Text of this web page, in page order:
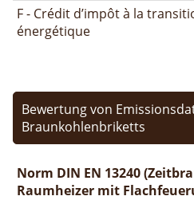
F - Crédit d’impôt à la
énergétique
Bewertung von
Braunkohlenbriketts
Norm DIN EN 13240
Raumheizer mit